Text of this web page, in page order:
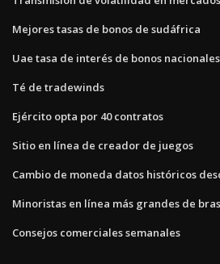
Mejores tasas de bonos de sudáfrica
Uae tasa de interés de bonos nacionales
Té de tradewinds
Ejército opta por 40 contratos
Sitio en línea de creador de juegos
Cambio de moneda datos históricos
Minoristas en línea más grandes de
Consejos comerciales semanales